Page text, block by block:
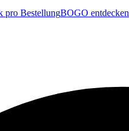
pro BestellungBOGO entdecken